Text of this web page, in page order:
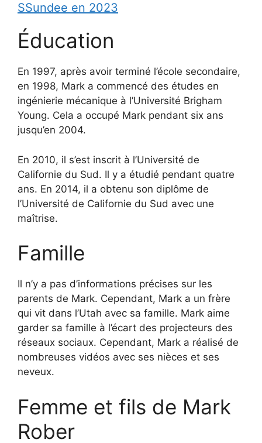
SSundee en 2023
Éducation
En 1997, après avoir terminé l’école secondaire,
en 1998, Mark a commencé des études en
ingénierie mécanique à l’Université Brigham
Young. Cela a occupé Mark pendant six ans
jusqu’en 2004.
En 2010, il s’est inscrit à l’Université de
Californie du Sud. Il y a étudié pendant quatre
ans. En 2014, il a obtenu son diplôme de
l’Université de Californie du Sud avec une
maîtrise.
Famille
Il n’y a pas d’informations précises sur les
parents de Mark. Cependant, Mark a un frère
qui vit dans l’Utah avec sa famille. Mark aime
garder sa famille à l’écart des projecteurs des
réseaux sociaux. Cependant, Mark a réalisé de
nombreuses vidéos avec ses nièces et ses
neveux.
Femme et fils de Mark
Rober